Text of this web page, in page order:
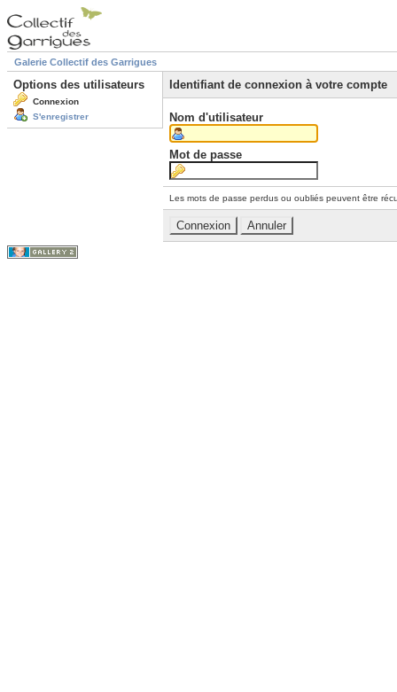
Galerie Collectif des Garrigues
Options des utilisateurs
Connexion
S'enregistrer
Identifiant de connexion à votre compte
Nom d'utilisateur
Mot de passe
Les mots de passe perdus ou oubliés peuvent être